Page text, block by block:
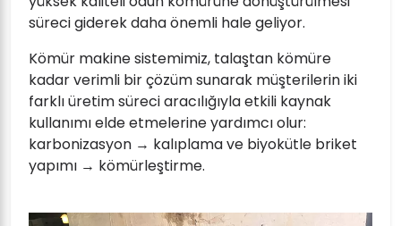
süreci giderek daha önemli hale geliyor.
Kömür makine sistemimiz, talaştan kömüre
kadar verimli bir çözüm sunarak müşterilerin iki
farklı üretim süreci aracılığıyla etkili kaynak
kullanımı elde etmelerine yardımcı olur:
karbonizasyon → kalıplama ve biyokütle briket
yapımı → kömürleştirme.